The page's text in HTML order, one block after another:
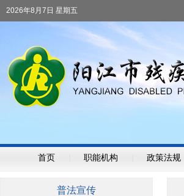
2026年8月7日 星期五
首页 职能机构 政策法规
普法宣传